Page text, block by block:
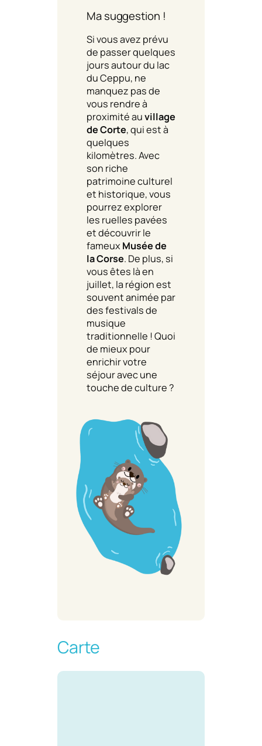
Ma suggestion !
Si vous avez prévu
de passer quelques
jours autour du lac
du Ceppu, ne
manquez pas de
vous rendre à
proximité auvillage
de Corte, qui est à
quelques
kilomètres. Avec
son riche
patrimoine culturel
et historique, vous
pourrez explorer
les ruelles pavées
et découvrir le
fameuxMusée de
la Corse. De plus, si
vous êtes là en
juillet, la région est
souvent animée par
des festivals de
musique
traditionnelle ! Quoi
de mieux pour
enrichir votre
séjour avec une
touche de culture ?
Carte